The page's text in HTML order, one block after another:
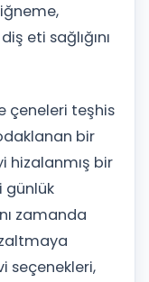
eti sağlığını
çeneleri teşhis
bir
hizalanmış bir
günlük
zamanda
seçenekleri,